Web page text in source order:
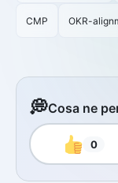
CMP OKR-
💭Cosa ne
0